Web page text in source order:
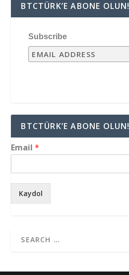
BTCTÜRK’E ABONE OLUN!
Subscribe
BTCTÜRK’E ABONE OLUN!
Email*
Kaydol